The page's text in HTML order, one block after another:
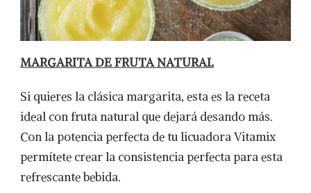
MARGARITA DE FRUTA NATURAL
Si quieres la clásica margarita, esta es la receta
ideal con fruta natural que dejará desando más.
Con la potencia perfecta de tu licuadora Vitamix
permítete crear la consistencia perfecta para esta
refrescante bebida.